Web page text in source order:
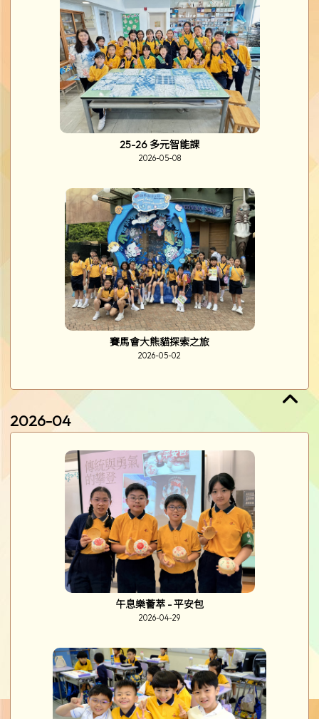
25-26 多元智能課
2026-05-08
賽馬會大熊貓探索之旅
2026-05-02
2026-04
午息樂薈萃 - 平安包
2026-04-29